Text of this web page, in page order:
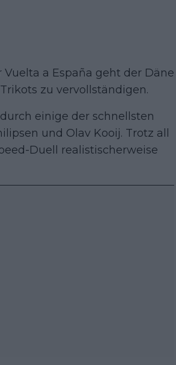
a España geht der Däne
zu vervollständigen.
einige der schnellsten
und Olav Kooij. Trotz all
Duell realistischerweise